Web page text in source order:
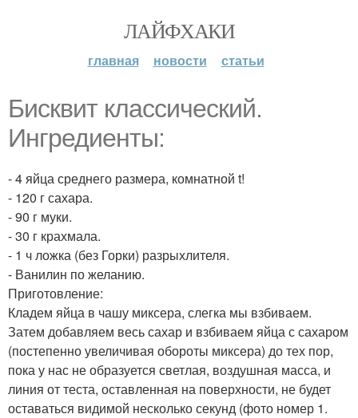
ЛАЙФХАКИ
главная новости статьи
Бисквит классический.
Ингредиенты:
- 4 яйца среднего размера, комнатной t!
- 120 г сахара.
- 90 г муки.
- 30 г крахмала.
- 1 ч ложка (без Горки) разрыхлителя.
- Ванилин по желанию.
Приготовление:
Кладем яйца в чашу миксера, слегка мы взбиваем.
Затем добавляем весь сахар и взбиваем яйца с сахаром
(постепенно увеличивая обороты миксера) до тех пор,
пока у нас не образуется светлая, воздушная масса, и
линия от теста, оставленная на поверхности, не будет
оставаться видимой несколько секунд (фото номер 1.